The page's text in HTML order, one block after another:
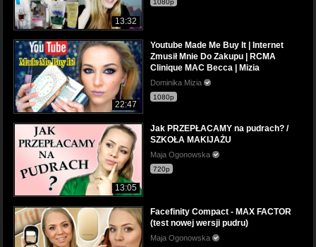
13:32
1080p
22:47
Youtube Made Me Buy It | Internet
Zmusił Mnie Do Zakupu | RCMA
Clinique MAC Becca | Mizia
Dominika Mizia
1080p
13:05
Jak PRZEPŁACAMY na pudrach? /
SZKOŁA MAKIJAŻU
Maja Ogonowska
720p
Facefinity Compact - MAX FACTOR
(test nowej wersji pudru)
Maja Ogonowska